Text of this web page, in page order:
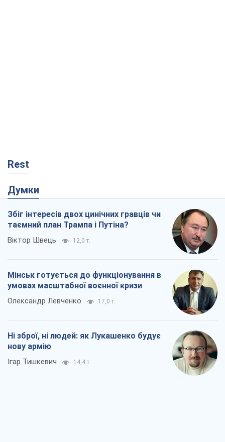
Rest
Думки
Збіг інтересів двох цинічних гравців чи
таємний план Трампа і Путіна?
Віктор Швець 12,0 т.
Мінськ готується до функціонування в
умовах масштабної воєнної кризи
Олександр Левченко 17,0 т.
Ні зброї, ні людей: як Лукашенко будує
нову армію
Ігар Тишкевич 14,4 т.